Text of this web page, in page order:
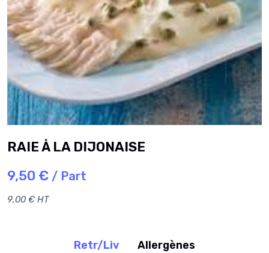
RAIE Å LA DIJONAISE
9,50 € / Part
9,00 € HT
Retr/Liv Allergènes